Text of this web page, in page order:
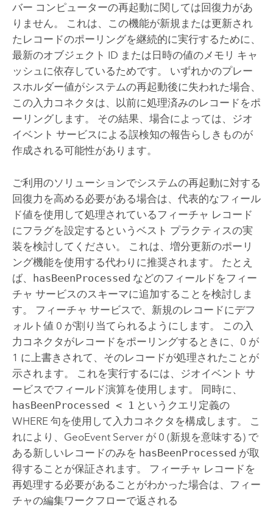
バー コンピューターの再起動に関しては回復力があ
りません。 これは、この機能が新規または更新され
たレコードのポーリングを継続的に実行するために、
最新のオブジェクト ID または日時の値のメモリ キャ
ッシュに依存しているためです。 いずれかのプレー
スホルダー値がシステムの再起動後に失われた場合、
この入力コネクタは、以前に処理済みのレコードをポ
ーリングします。 その結果、場合によっては、ジオ
イベント サービスによる誤検知の報告らしきものが
作成される可能性があります。
ご利用のソリューションでシステムの再起動に対する
回復力を高める必要がある場合は、代表的なフィール
ド値を使用して処理されているフィーチャ レコード
にフラグを設定するというベスト プラクティスの実
装を検討してください。 これは、増分更新のポーリ
ング機能を使用する代わりに推奨されます。 たとえ
ば、 hasBeenProcessed などのフィールドをフィー
チャ サービスのスキーマに追加することを検討しま
す。 フィーチャ サービスで、新規のレコードにデフ
ォルト値 0 が割り当てられるようにします。 この入
力コネクタがレコードをポーリングするときに、0 が
1 に上書きされて、そのレコードが処理されたことが
示されます。 これを実行するには、ジオイベント サ
ービスでフィールド演算を使用します。 同時に、
hasBeenProcessed < 1 というクエリ定義の
WHERE 句を使用して入力コネクタを構成します。 こ
れにより、 GeoEvent Serverが 0 (新規を意味する) で
ある新しいレコードのみを hasBeenProcessed が取
得することが保証されます。 フィーチャ レコードを
再処理する必要があることがわかった場合は、フィー
チャの編集ワークフローで返される